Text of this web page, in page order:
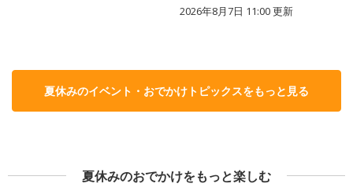
2026年8月7日 11:00更新
夏休みのイベント・おでかけトピックスをもっと見る
夏休みのおでかけをもっと楽しむ